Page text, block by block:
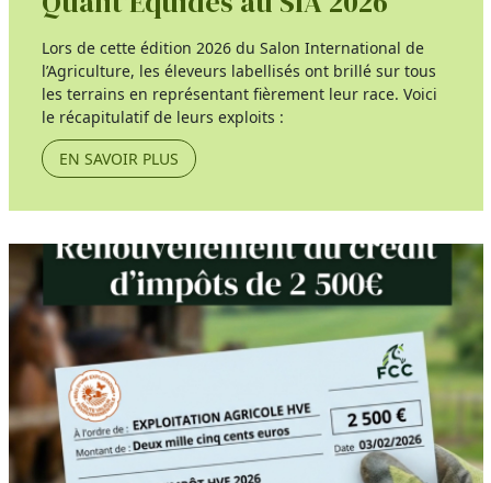
Lors de cette édition 2026 du Salon International de
l’Agriculture, les éleveurs labellisés ont brillé sur tous
les terrains en représentant fièrement leur race. Voici
le récapitulatif de leurs exploits :
EN SAVOIR PLUS